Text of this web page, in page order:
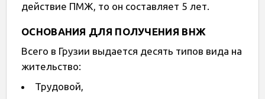
действие ПМЖ, то он составляет 5 лет.
ОСНОВАНИЯ ДЛЯ ПОЛУЧЕНИЯ ВНЖ
Всего в Грузии выдается десять типов вида на
жительство:
Трудовой,